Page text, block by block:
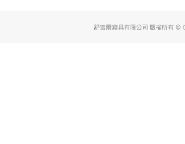
舒蜜爾寢具有限公司 版權所有 ©